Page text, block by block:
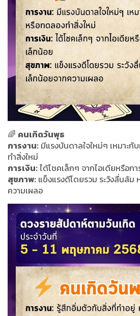
🌈 คนเกิดวันพุธ
การงาน: มีแรงบันดาลใจใหม่ๆ เหมาะ
ทำสิ่งใหม่
การเงิน:ได้โชคเล็กๆ จากไอเดียหรือก
สุขภาพ: แข็งแรงดีโดยรวม ระวังลื่นล้ม
ความเผลอ